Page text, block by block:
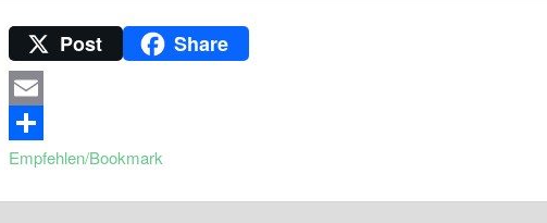
Post Share
Email
Empfehlen/Bookmark